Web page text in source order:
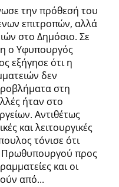
την πρόθεσή του
επιτροπών, αλλά
στο Δημόσιο. Σε
ο Υφυπουργός
εξήγησε ότι η
δεν
στη
ήταν στο
Αντιθέτως
και λειτουργικές
τόνισε ότι
Πρωθυπουργού προς
και οι
από...